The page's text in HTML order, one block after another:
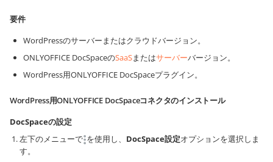
要件
WordPressのサーバーまたはクラウドバージョン。
ONLYOFFICE DocSpaceのSaaSまたはサーバーバージョン。
WordPress用ONLYOFFICE DocSpaceプラグイン。
WordPress用ONLYOFFICE DocSpaceコネクタのインストール
DocSpaceの設定
左下のメニューで を使用し、 DocSpace設定オプションを選択しま
す。